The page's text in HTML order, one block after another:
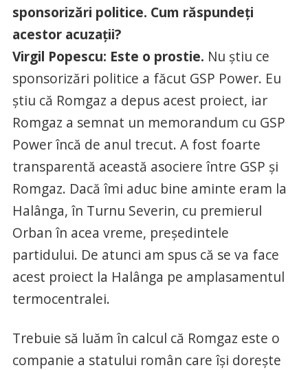
sponsorizări politice. Cum răspundeţi
acestor acuzaţii?
Virgil Popescu: Este o prostie. Nu ştiu ce
sponsorizări politice a făcut GSP Power. Eu
ştiu că Romgaz a depus acest proiect, iar
Romgaz a semnat un memorandum cu GSP
Power încă de anul trecut. A fost foarte
transparentă această asociere între GSP şi
Romgaz. Dacă îmi aduc bine aminte eram la
Halânga, în Turnu Severin, cu premierul
Orban în acea vreme, preşedintele
partidului. De atunci am spus că se va face
acest proiect la Halânga pe amplasamentul
termocentralei.
Trebuie să luăm în calcul că Romgaz este o
companie a statului român care îşi doreşte